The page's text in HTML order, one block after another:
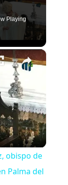
Playing
×
obispo de
Palma del